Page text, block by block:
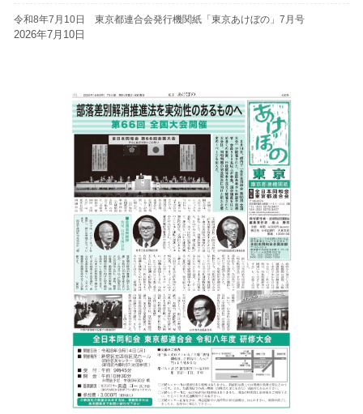
令和8年7月10日 東京都連合会発行機関紙「東京あけぼの」7月号
2026年7月10日